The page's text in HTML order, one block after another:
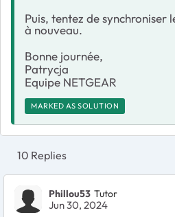
Puis, tentez de synchroniser
à nouveau.
Bonne journée,
Patrycja
Equipe NETGEAR
MARKED AS SOLUTION
10 Replies
Phillou53 Tutor
Jun 30, 2024